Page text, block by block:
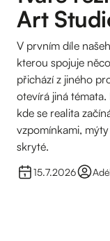
Art
V prvním díle
kterou spojuje
přichází z jiného
otevírá jiná
kde se realita
vzpomínkami,
skryté.
15.7.2026